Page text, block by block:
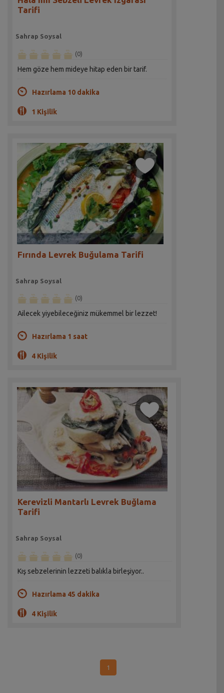
Tarifi
Sahrap Soysal
(0)
Hem göze hem mideye hitap eden bir tarif.
Hazırlama 10 dakika
1 Kişilik
Fırında Levrek Buğulama Tarifi
Sahrap Soysal
(0)
Ailecek yiyebileceğiniz mükemmel bir lezzet!
Hazırlama 1 saat
4 Kişilik
Kerevizli Mantarlı Levrek Buğlama
Tarifi
Sahrap Soysal
(0)
Kış sebzelerinin lezzeti balıkla birleşiyor..
Hazırlama 45 dakika
4 Kişilik
1